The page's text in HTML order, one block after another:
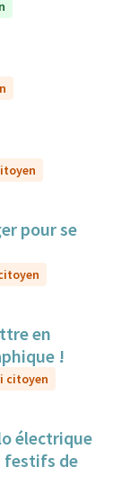
pour se
en
!
citoyen
électrique
festifs de